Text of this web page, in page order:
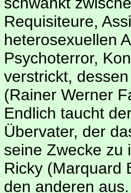
Requisiteure,
heterosexuellen
Psychoterror,
verstrickt,
(Rainer Werner
Endlich taucht
Übervater, der
seine Zwecke zu
Ricky (Marquard
den anderen